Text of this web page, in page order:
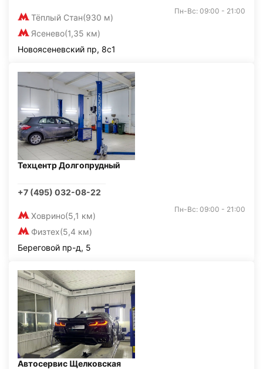
Тёплый Стан(930 м)
Ясенево(1,35 км)
Пн-Вс: 09:00 - 21:00
Новоясеневский пр, 8с1
Техцентр Долгопрудный
+7 (495) 032-08-22
Ховрино(5,1 км)
Физтех(5,4 км)
Пн-Вс: 09:00 - 21:00
Береговой пр-д, 5
Автосервис Щелковская